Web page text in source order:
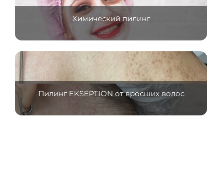
Химический пилинг
Пилинг EKSEPTION от вросших волос